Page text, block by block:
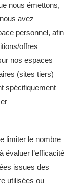
nous émettons,
avez
personnel, afin
offres
nos espaces
(sites tiers)
spécifiquement
limiter le nombre
évaluer l’efficacité
issues des
utilisées ou